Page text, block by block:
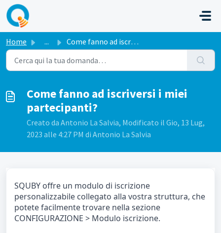
Salta al contenuto principale
Home ... Come fanno ad iscriversi i miei partecipanti?
Come fanno ad iscriversi i miei
partecipanti?
Creato da Antonio La Salvia, Modificato il Gio, 13 Lug,
2023 alle 4:27 PM di Antonio La Salvia
SQUBY offre un modulo di iscrizione
personalizzabile collegato alla vostra struttura, che
potete facilmente trovare nella sezione
CONFIGURAZIONE > Modulo iscrizione.